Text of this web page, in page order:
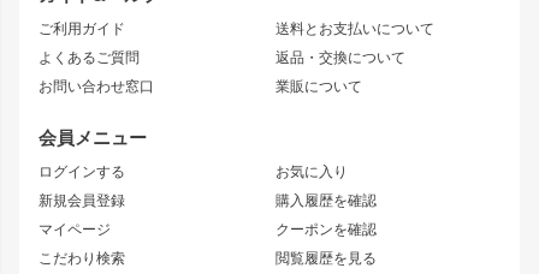
ご利用ガイド
よくあるご質問
お問い合わせ窓口
送料とお支払いについて
返品・交換について
業販について
会員メニュー
ログインする
新規会員登録
マイページ
こだわり検索
お気に入り
購入履歴を確認
クーポンを確認
閲覧履歴を見る
JZX90 CHASER
JZX110 MARK II
JZX100 MARK II
JZX90 MARK II
トレノ
マークX
アリスト
ソアラ
アルテッツァ
ニッサン
S15 シルビア
ワンビア
エアロシリーズ
ドリフトライン
風神
雷神
レーシングライン
アタックライン
ストリームライン